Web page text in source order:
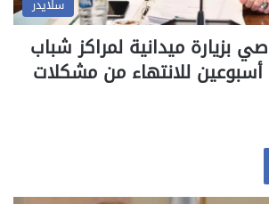
سلايدر
بزيارة ميدانية لمراكز شباب
أسبوعين للانتهاء من مشكلات